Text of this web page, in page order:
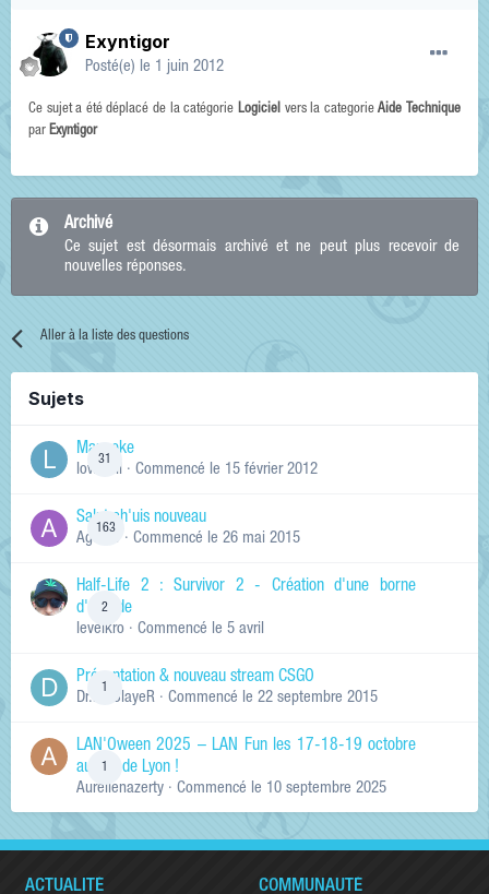
Exyntigor
Posté(e) le 1 juin 2012
Ce sujet a été déplacé de la catégorie Logicielvers la categorieAide Technique
par Exyntigor
Archivé
Ce sujet est désormais archivé et ne peut plus recevoir de
nouvelles réponses.
Aller à la liste des questions
Sujets
31
Manneke
lowskill · Commencé le 15 février 2012
163
Salut ch'uis nouveau
Ag0Nie · Commencé le 26 mai 2015
2
Half-Life 2 : Survivor 2 - Création d'une borne
d'arcade
levelkro · Commencé le 5 avril
Présentation & nouveau stream CSGO
Dr.KinSlayeR · Commencé le 22 septembre 2015
LAN'Oween 2025 – LAN Fun les 17-18-19 octobre
au sud de Lyon !
Aurelienazerty · Commencé le 10 septembre 2025
ACTUALITÉ COMMUNAUTÉ